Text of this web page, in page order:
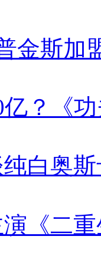
金斯加
？《
白奥
演《二